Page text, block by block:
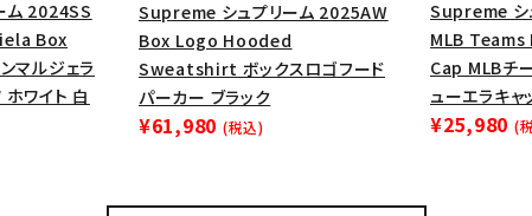
ム 2024SS
Box
マルジェラ
ワイト 白
Supreme シュプリーム 2025AW
Box Logo Hooded
Sweatshirt ボックスロゴフード
パーカー ブラック
¥61,980 (税込)
Supreme シ
MLB
Cap MLBチ
ューエラキャ
¥25,980 (